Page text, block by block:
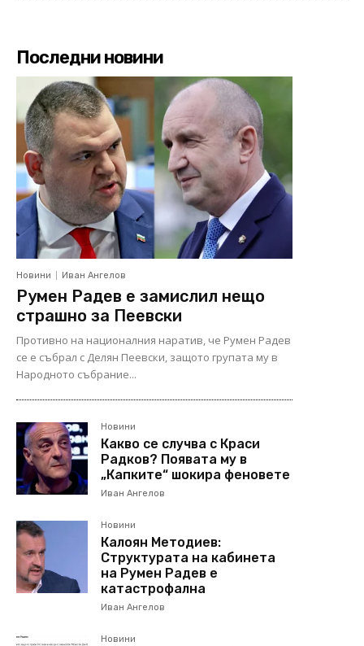
Последни новини
Новини Иван Ангелов
Румен Радев е замислил нещо
страшно за Пеевски
Противно на националния наратив, че Румен Радев
се е събрал с Делян Пеевски, защото групата му в
Народното събрание...
Новини
Какво се случва с Краси
Радков? Появата му в
„Капките“ шокира феновете
Иван Ангелов
Новини
Калоян Методиев:
Структурата на кабинета
на Румен Радев е
катастрофална
Иван Ангелов
Новини